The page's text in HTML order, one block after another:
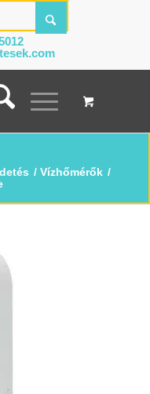
/ Vízhőmérők /